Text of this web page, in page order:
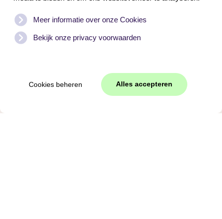
Meer informatie over onze Cookies
Bekijk onze privacy voorwaarden
Cookies beheren Alles accepteren